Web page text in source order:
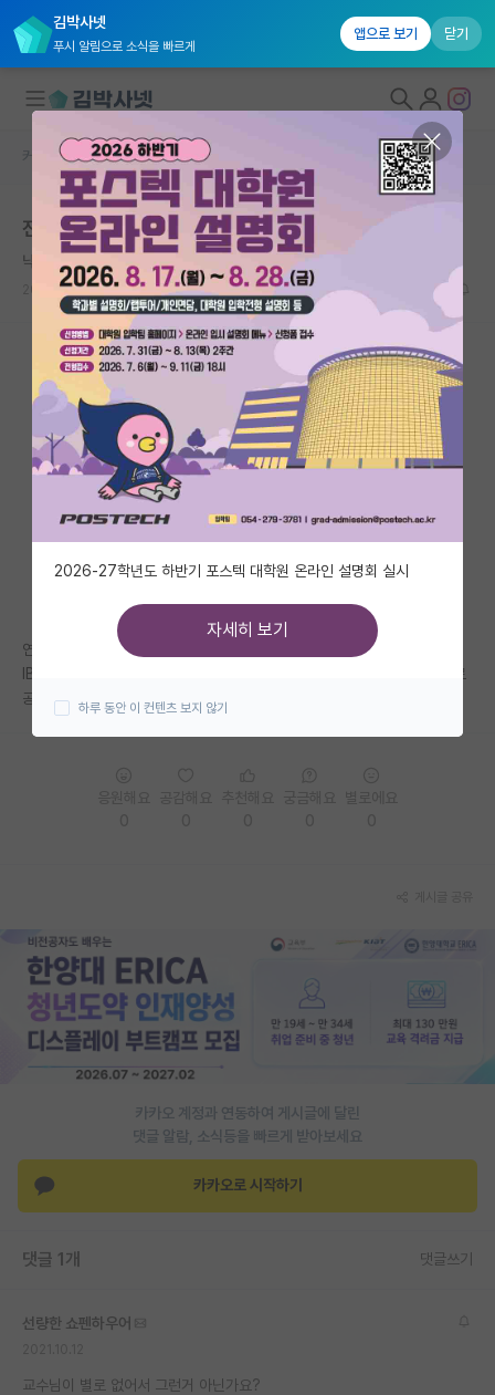
김박사넷
푸시 알림으로 소식을 빠르게
앱으로 보기 닫기
대학원생 모집
국내대학원 정보
연구실&오픈랩
커뮤니티
커뮤니티 홈
전체글보기
베스트 게시판
IF 명예의전당
자유 게시판(아무개랩)
미국 유학 게시판
미국 대학원 합격 후기 게시판
대학원 합격 후기 게시판
취업 게시판
임용 후기 게시판
PI 전용 게시판
인문사회 계열 게시판
특수/전문대학원 게시판
반도체/AI 게시판
학술 정보 게시판
커리어
유학교육
커뮤니티 홈 자유 게시판(아무개랩)
전기전자공학분야
낙천적인 비트겐슈타인
2021.10.12 1 1639
연세대학교 전기전자공학과 홈페이지를 보던 중
IBS(Intelligent & Biomedical system) 이런 식으로 지능시스템과 의료
공학이 한 군데로 묶여있던데 왜 이렇게 해놨을까요?
카카오 계정과 연동하여 게시글에 달린
댓글 알람, 소식등을 빠르게 받아보세요
카카오로 시작하기
댓글 1개 댓글쓰기
선량한 쇼펜하우어
교수님이 별로 없어서 그런거 아닌가요?
2026-27학년도 하반기 포스텍 대학원 온라인 설명회 실시
자세히 보기
하루 동안 이 컨텐츠 보지 않기